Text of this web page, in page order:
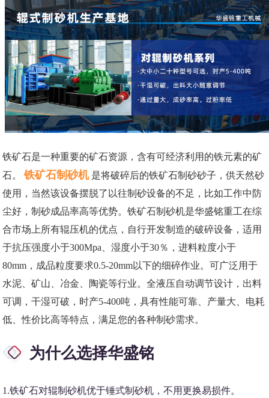
铁矿石是一种重要的矿石资源，含有可经济利用的铁元素的矿
石。
铁矿石制砂机 是将破碎后的铁矿石制砂砂子，供天然砂
使用，当然该设备摆脱了以往制砂设备的不足，比如工作中防
尘好，制砂成品率高等优势。铁矿石制砂机是华盛铭重工在综
合市场上所有辊压机的优点，自行开发制造的破碎设备，适用
于抗压强度小于300Mpa、湿度小于30％，进料粒度小于
80mm，成品粒度要求0.5-20mm以下的细碎作业。可广泛用于
水泥、矿山、冶金、陶瓷等行业。全液压自动调节设计，出料
可调，干湿可破，时产5-400吨，具有性能可靠、产量大、电耗
低、性价比高等特点，满足您的各种制砂需求。
为什么选择华盛铭
1.铁矿石对辊制砂机优于锤式制砂机，不用更换易损件。